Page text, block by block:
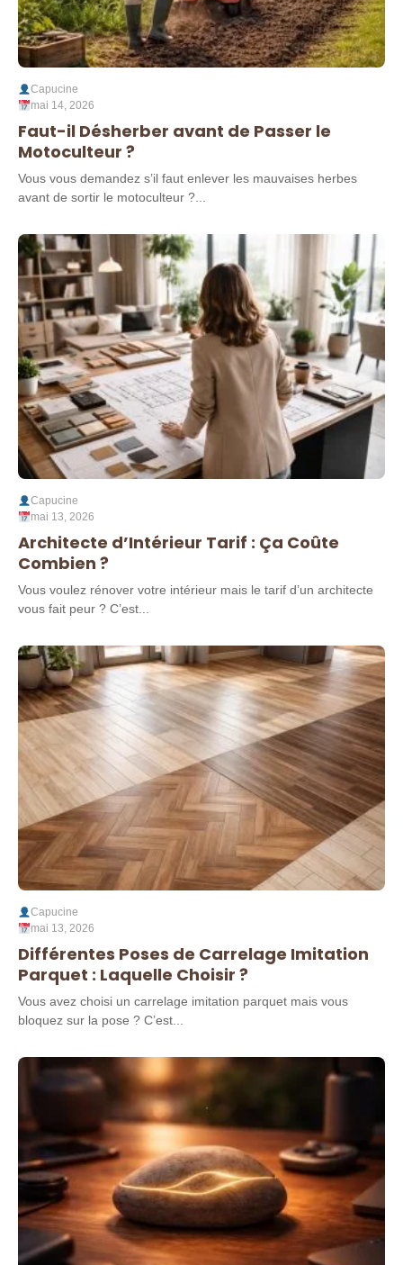
Capucine
mai 14, 2026
Faut-il Désherber avant de Passer le
Motoculteur ?
Vous vous demandez s’il faut enlever les mauvaises herbes
avant de sortir le motoculteur ?...
Capucine
mai 13, 2026
Architecte d’Intérieur Tarif : Ça Coûte
Combien ?
Vous voulez rénover votre intérieur mais le tarif d’un architecte
vous fait peur ? C’est...
Capucine
mai 13, 2026
Différentes Poses de Carrelage Imitation
Parquet : Laquelle Choisir ?
Vous avez choisi un carrelage imitation parquet mais vous
bloquez sur la pose ? C’est...